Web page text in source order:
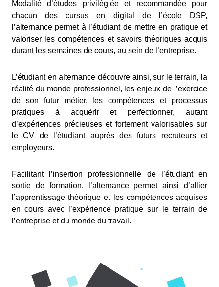
Modalité d’études privilégiée et recommandée pour
chacun des cursus en digital de l’école DSP,
l’alternance permet à l’étudiant de mettre en pratique et
valoriser les compétences et savoirs théoriques acquis
durant les semaines de cours, au sein de l’entreprise.
L’étudiant en alternance découvre ainsi, sur le terrain, la
réalité du monde professionnel, les enjeux de l’exercice
de son futur métier, les compétences et processus
pratiques à acquérir et perfectionner, autant
d’expériences précieuses et fortement valorisables sur
le CV de l’étudiant auprès des futurs recruteurs et
employeurs.
Facilitant l’insertion professionnelle de l’étudiant en
sortie de formation, l’alternance permet ainsi d’allier
l’apprentissage théorique et les compétences acquises
en cours avec l’expérience pratique sur le terrain de
l’entreprise et du monde du travail.